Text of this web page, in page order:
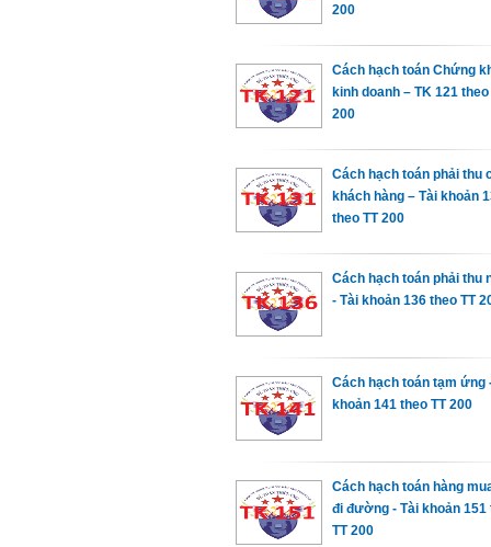
200
Cách hạch toán Chứng
kinh doanh – TK 121 theo
200
Cách hạch toán phải thu
khách hàng – Tài khoản
theo TT 200
Cách hạch toán phải thu
- Tài khoản 136 theo TT
Cách hạch toán tạm ứng
khoản 141 theo TT 200
Cách hạch toán hàng
đi đường - Tài khoản 151
TT 200